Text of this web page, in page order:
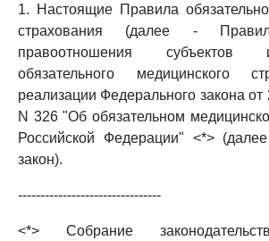
1. Настоящие Правила
страхования (далее -
правоотношения субъектов
обязательного медицинского
реализации Федерального закона от
N 326 "Об обязательном
Российской Федерации" <*>
закон).
--------------------------------
<*> Собрание